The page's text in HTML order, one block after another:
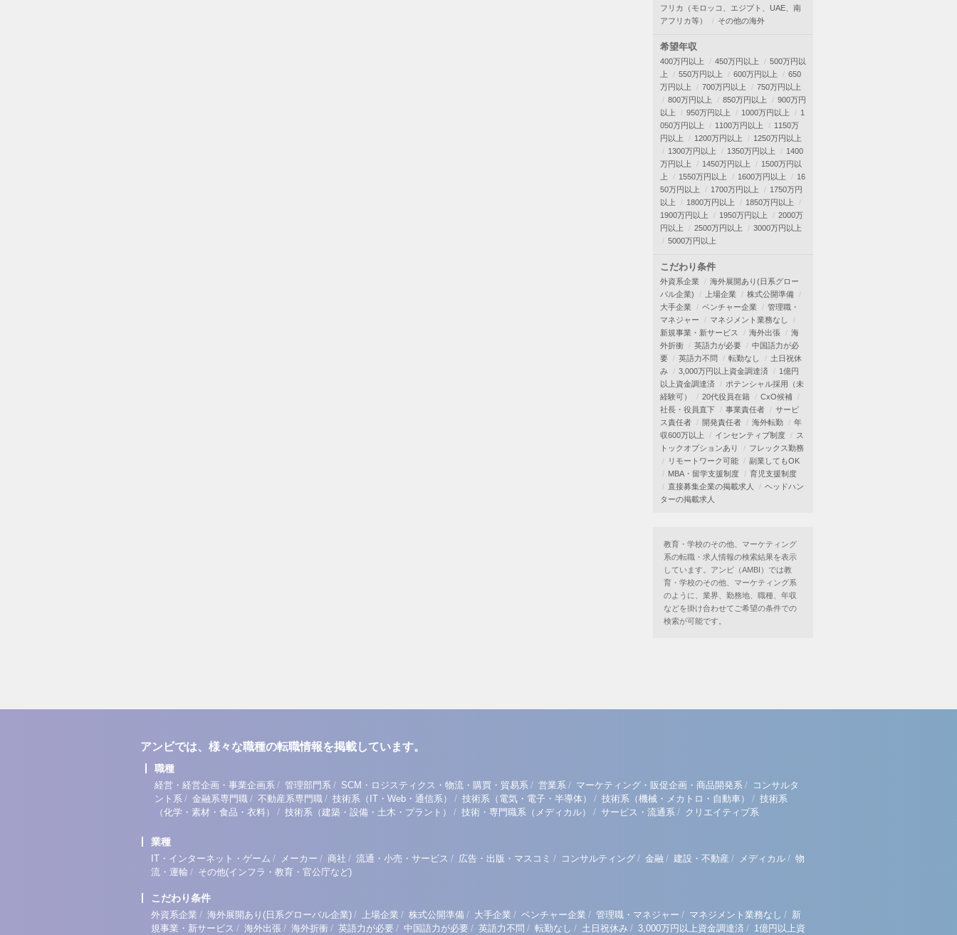
フリカ（モロッコ、エジプト、UAE、南
アフリカ等）
その他の海外
希望年収
400万円以上 450万円以上
500万円以
上
550万円以上 600万円以上
650
万円以上
700万円以上
750万円以上
800万円以上
850万円以上
900万円
以上
950万円以上 1000万円以上
1
050万円以上
1100万円以上
1150万
円以上
1200万円以上
1250万円以上
1300万円以上
1350万円以上
1400
万円以上
1450万円以上
1500万円以
上
1550万円以上 1600万円以上
16
50万円以上
1700万円以上
1750万円
以上
1800万円以上
1850万円以上
1900万円以上
1950万円以上
2000万
円以上
2500万円以上
3000万円以上
5000万円以上
こだわり条件
外資系企業
海外展開あり(日系グロー
バル企業)
上場企業
株式公開準備
大手企業
ベンチャー企業
管理職・
マネジャー
マネジメント業務なし
新規事業・新サービス
海外出張
海
外折衝
英語力が必要
中国語力が必
要
英語力不問 転勤なし
土日祝休
み
3,000万円以上資金調達済
1億円
以上資金調達済
ポテンシャル採用（未
経験可）
20代役員在籍
CxO候補
社長・役員直下
事業責任者
サービ
ス責任者
開発責任者 海外転勤
年
収600万以上
インセンティブ制度
ス
トックオプションあり
フレックス勤務
リモートワーク可能
副業してもOK
MBA・留学支援制度
育児支援制度
直接募集企業の掲載求人
ヘッドハン
ターの掲載求人
教育・学校のその他、マーケティング
系の転職・求人情報の検索結果を表示
しています。アンビ（AMBI）では教
育・学校のその他、マーケティング系
のように、業界、勤務地、職種、年収
などを掛け合わせてご希望の条件での
検索が可能です。
アンビでは、様々な職種の転職情報を掲載しています。
職種
経営・経営企画・事業企画系 / 管理部門系 / SCM・ロジスティクス・物流・購買・貿易系 / 営業系 / マーケティング・販促企画・商品開発系 / コンサルタ
ント系 / 金融系専門職 / 不動産系専門職 / 技術系（IT・Web・通信系） / 技術系（電気・電子・半導体） / 技術系（機械・メカトロ・自動車） / 技術系
（化学・素材・食品・衣料）
/ 技術系（建築・設備・土木・プラント） / 技術・専門職系（メディカル） / サービス・流通系 / クリエイティブ系
業種
IT・インターネット・ゲーム / メーカー / 商社 / 流通・小売・サービス / 広告・出版・マスコミ / コンサルティング / 金融 / 建設・不動産 / メディカル / 物
流・運輸 / その他(インフラ・教育・官公庁など)
こだわり条件
外資系企業 / 海外展開あり(日系グローバル企業) / 上場企業 / 株式公開準備 / 大手企業 / ベンチャー企業 / 管理職・マネジャー / マネジメント業務なし / 新
規事業・新サービス / 海外出張 / 海外折衝 / 英語力が必要 / 中国語力が必要 / 英語力不問 / 転勤なし / 土日祝休み / 3,000万円以上資金調達済 / 1億円以上資